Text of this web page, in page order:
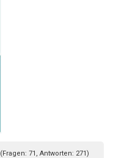
(Fragen: 71, Antworten: 271)